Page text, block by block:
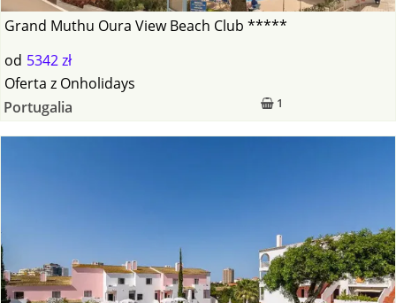
Grand Muthu Oura View Beach Club *****
od 5342 zł
1
Oferta z Onholidays
Portugalia